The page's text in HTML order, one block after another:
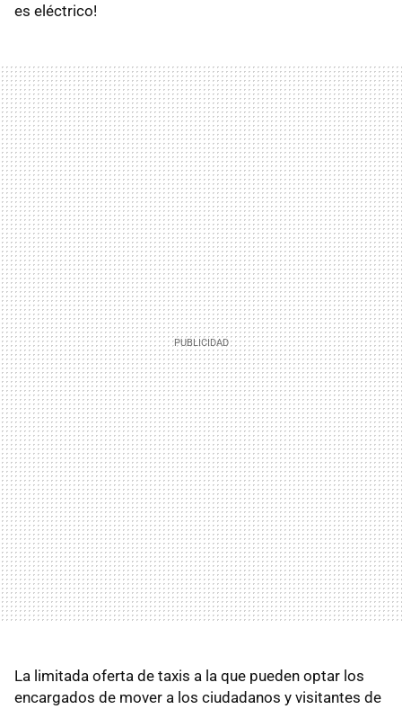
es eléctrico!
La limitada oferta de taxis a la que pueden optar los
encargados de mover a los ciudadanos y visitantes de